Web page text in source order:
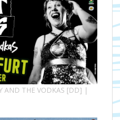
AND THE VODKAS [DD] |